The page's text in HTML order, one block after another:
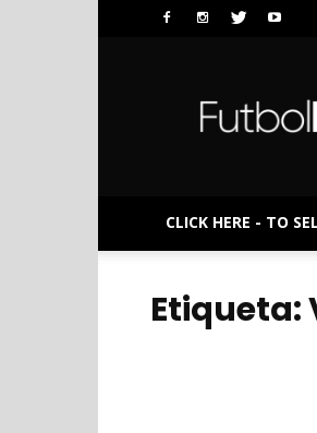
CLICK HERE - TO
Etiqueta: